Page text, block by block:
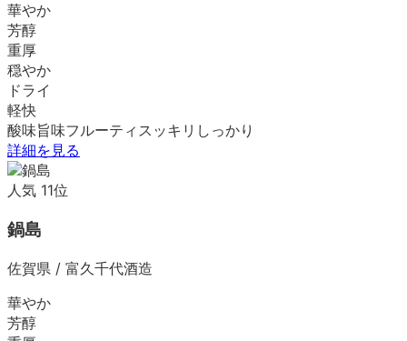
華やか
芳醇
重厚
穏やか
ドライ
軽快
酸味旨味フルーティ スッキリ しっかり
詳細を見る
人気 11位
鍋島
佐賀県 / 富久千代酒造
華やか
芳醇